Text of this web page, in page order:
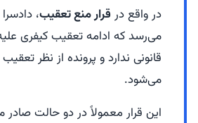
در واقع در قرار منع تعقیب،
می‌رسد که ادامه تعقیب کیفری
قانونی ندارد و پرونده از نظر
می‌شود.
این قرار معمولاً در دو حالت